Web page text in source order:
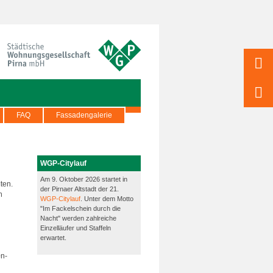
FAQ Fassadengalerie
WGP-Citylauf
Am 9. Oktober 2026 startet in
der Pirnaer Altstadt der 21.
WGP-Citylauf . Unter dem Motto
"Im Fackelschein durch die
Nacht" werden zahlreiche
Einzelläufer und Staffeln
erwartet.